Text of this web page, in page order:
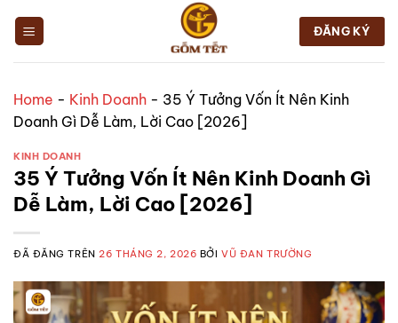
đến
ĐĂNG KÝ
Home - Kinh Doanh - 35 Ý Tưởng Vốn Ít Nên Kinh
Doanh Gì Dễ Làm, Lời Cao [2026]
KINH DOANH
35 Ý Tưởng Vốn Ít Nên Kinh Doanh Gì
Dễ Làm, Lời Cao [2026]
ĐÃ ĐĂNG TRÊN 26 THÁNG 2, 2026 BỞIVŨ ĐAN TRƯỜNG